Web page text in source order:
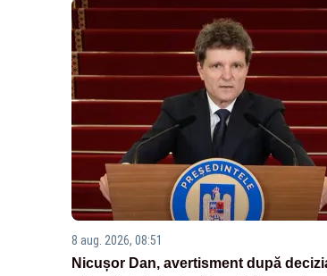
8 aug. 2026, 08:51
Nicușor Dan, avertisment după